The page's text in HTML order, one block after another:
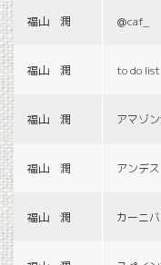
福山 潤 ＠caf_
福山 潤 to do list
福山 潤 アマゾ
福山 潤 アンデス
福山 潤 カーニ